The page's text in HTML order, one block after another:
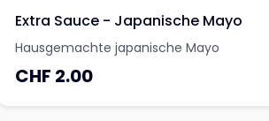
Extra Sauce - Japanische Mayo
Hausgemachte japanische Mayo
CHF 2.00